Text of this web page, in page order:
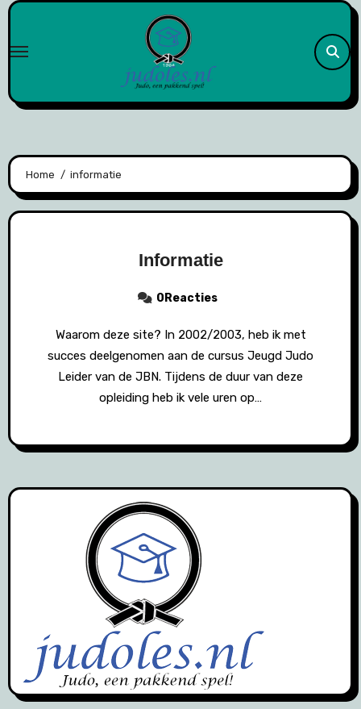
Naar
inhoud
Home informatie
Informatie
0Reacties
Waarom deze site? In 2002/2003, heb ik met
succes deelgenomen aan de cursus Jeugd Judo
Leider van de JBN. Tijdens de duur van deze
opleiding heb ik vele uren op…